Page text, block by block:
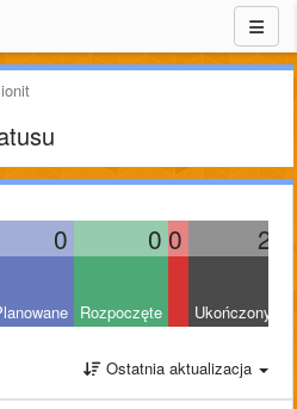
0 0 0 2
Rozpoczęte Ukończony
Ostatnia aktualizacja